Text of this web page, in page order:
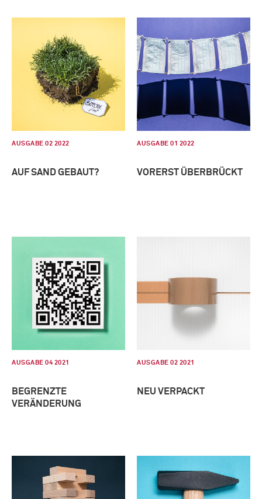
AUSGABE 02 2022
AUF SAND GEBAUT?
AUSGABE 01 2022
VORERST ÜBERBRÜCKT
AUSGABE 04 2021
BEGRENZTE
VERÄNDERUNG
AUSGABE 02 2021
NEU VERPACKT